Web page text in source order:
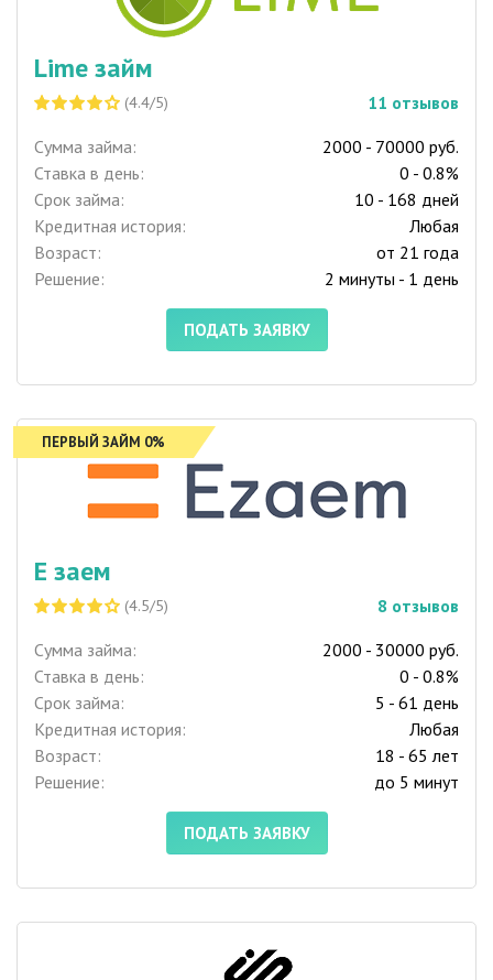
Lime займ
(4.4/5) 11 отзывов
Сумма займа:
2000 - 70000 руб.
Ставка в день:
0 - 0.8%
Срок займа:
10 - 168 дней
Кредитная история:
Любая
Возраст:
от 21 года
Решение:
2 минуты - 1 день
ПОДАТЬ ЗАЯВКУ
ПЕРВЫЙ ЗАЙМ 0%
Е заем
(4.5/5) 8 отзывов
Сумма займа:
2000 - 30000 руб.
Ставка в день:
0 - 0.8%
Срок займа:
5 - 61 день
Кредитная история:
Любая
Возраст:
18 - 65 лет
Решение:
до 5 минут
ПОДАТЬ ЗАЯВКУ